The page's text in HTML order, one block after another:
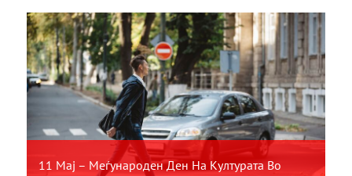
11 Мај – Меѓународен Ден На Културата Во